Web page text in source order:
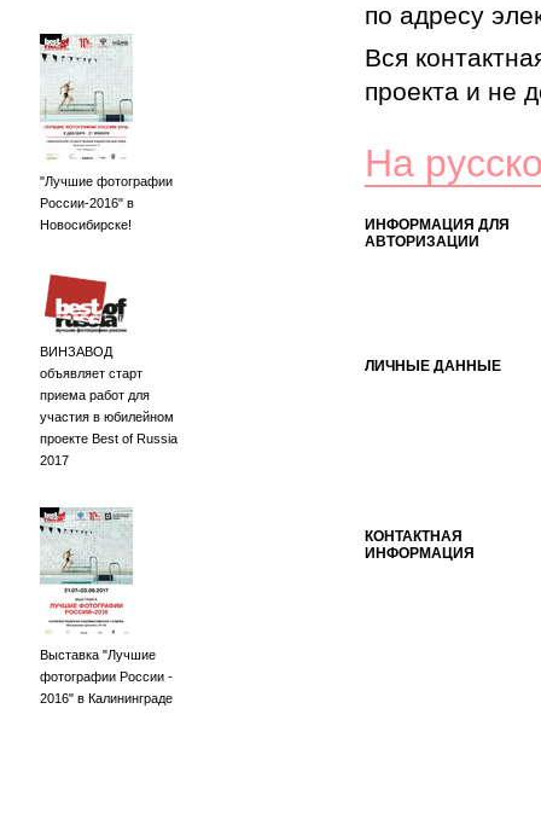
"Лучшие фотографии
России-2016" в
Новосибирске!
ВИНЗАВОД
объявляет старт
приема работ для
участия в юбилейном
проекте Best of Russia
2017
Выставка "Лучшие
фотографии России -
2016" в Калининграде
по адресу
Вся
проекта и не
На
ИНФОРМАЦИЯ ДЛЯ
АВТОРИЗАЦИИ
ЛИЧНЫЕ ДАННЫЕ
КОНТАКТНАЯ
ИНФОРМАЦИЯ